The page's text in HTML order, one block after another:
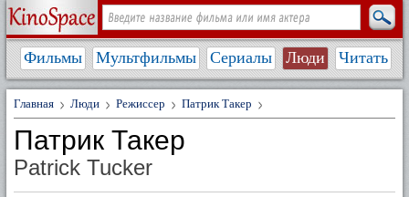
Фильмы Мультфильмы Сериалы Люди Читать
Главная Люди Режиссер Патрик Такер
Патрик Такер
Patrick Tucker